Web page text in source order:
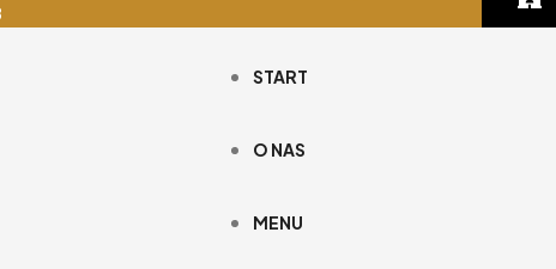
START
O NAS
MENU